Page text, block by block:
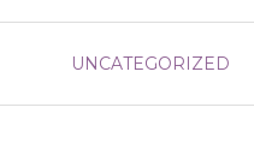
UNCATEGORIZED